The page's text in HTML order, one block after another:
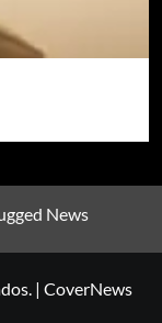
News
| CoverNews